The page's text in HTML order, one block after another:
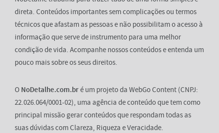
direta. Conteúdos importantes sem complicações ou termos
técnicos que afastam as pessoas e não possibilitam o acesso à
informação que serve de instrumento para uma melhor
condição de vida. Acompanhe nossos conteúdos e entenda um
pouco mais sobre os seus direitos.
O NoDetalhe.com.bré um projeto da WebGo Content (CNPJ:
22.026.064/0001-02), uma agência de conteúdo que tem como
principal missão gerar conteúdos que respondam todas as
suas dúvidas com Clareza, Riqueza e Veracidade.